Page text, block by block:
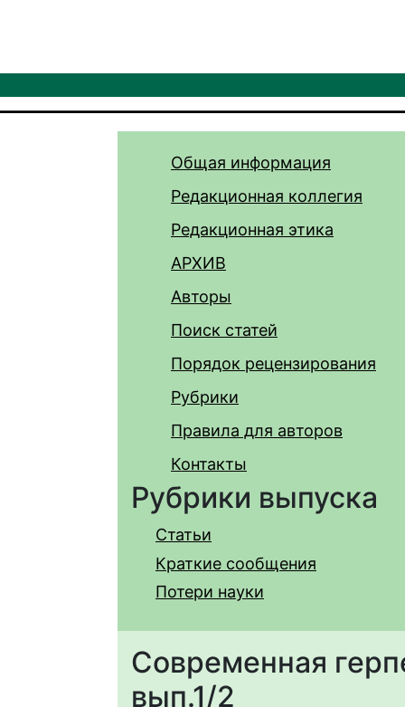
Общая информация
Редакционная коллегия
Редакционная этика
АРХИВ
Авторы
Поиск статей
Порядок рецензирования
Рубрики
Правила для авторов
Контакты
Рубрики выпуска
Статьи
Краткие сообщения
Потери науки
Современная
вып.1/2